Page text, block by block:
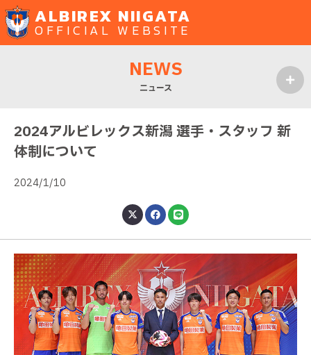
ALBIREX NIIGATA
OFFICIAL WEBSITE
NEWS
ニュース
2024アルビレックス新潟 選手・スタッフ 新
体制について
2024/1/10